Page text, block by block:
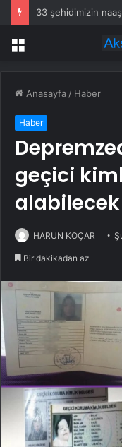
33 şehidimizin
Menü
Anasayfa / Haber
Haber
geçici
alabilecek
HARUN KOÇAR
Bir dakikadan az